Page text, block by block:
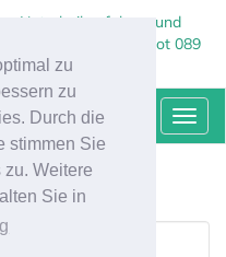
zu
zu
Durch die
stimmen Sie
Weitere
Sie in
Naturheilverfahren und
Beratung und Angebot 089
Kraus